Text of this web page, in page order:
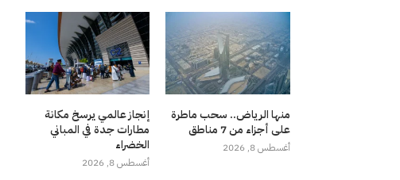
منها الرياض.. سحب ماطرة
على أجزاء من 7 مناطق
أغسطس 8, 2026
إنجاز عالمي يرسخ مكانة
مطارات جدة في المباني
الخضراء
أغسطس 8, 2026